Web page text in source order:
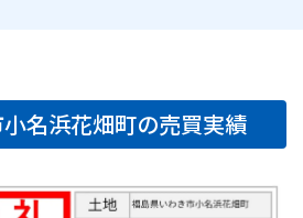
名浜花畑町の売買実績